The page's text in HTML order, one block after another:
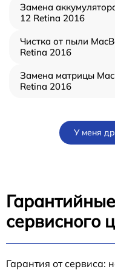
Замена
12 Retina 2016
Чистка от пыли
Retina 2016
Замена матрицы
Retina 2016
У меня
сервисного
Гарантия от сервиса: